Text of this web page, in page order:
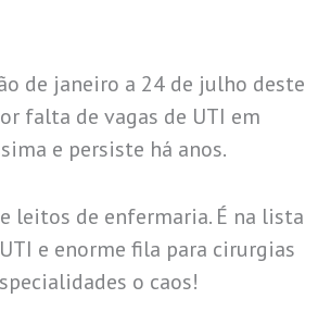
de janeiro a 24 de julho deste
falta de vagas de UTI em
e persiste há anos.
leitos de enfermaria. É na lista
e enorme fila para cirurgias
o caos!